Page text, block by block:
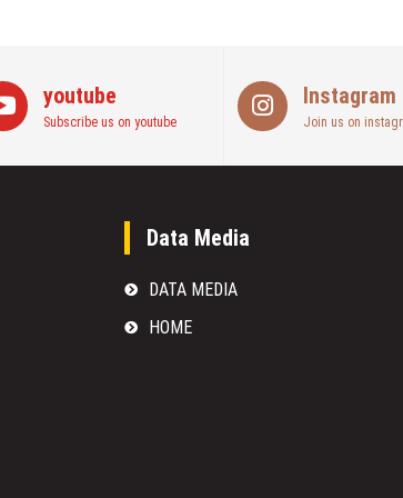
youtube
Subscribe us on youtube
Instagram
Join us on
Data Media
DATA MEDIA
HOME